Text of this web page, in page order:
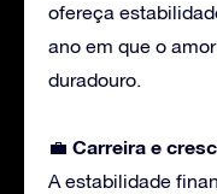
ofereça
ano em que o
duradouro.
💼 Carreira e
A estabilidade